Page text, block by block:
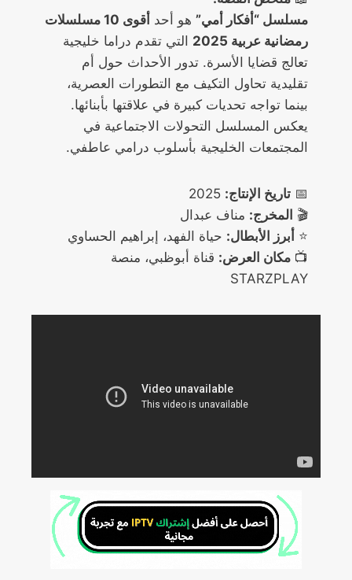
مسلسل “أفكار أمي” هو أحد
أقوى 10 مسلسلات
رمضانية عربية 2025
التي تقدم دراما خليجية
تعالج قضايا الأسرة. تدور الأحداث حول أم
تقليدية تحاول التكيف مع التطورات العصرية،
بينما تواجه تحديات كبيرة في علاقتها بأبنائها.
يعكس المسلسل التحولات الاجتماعية في
المجتمعات الخليجية بأسلوب درامي عاطفي.
📅 تاريخ الإنتاج:
🎬 المخرج: مناف عبدال
⭐ أبرز الأبطال: حياة الفهد، إبراهيم الحساوي
📺 مكان العرض: قناة أبوظبي، منصة
STARZPLAY